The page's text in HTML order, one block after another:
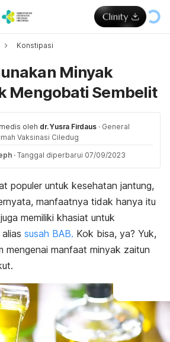
Konstipasi
Minyak
Mengobati Sembelit
oleh dr. Yusra Firdaus · General
Vaksinasi Ciledug
· Tanggal diperbarui 07/09/2023
populer untuk kesehatan jantung,
manfaatnya tidak hanya itu
memiliki khasiat untuk
alias susah BAB. Kok bisa, ya? Yuk,
mengenai manfaat minyak zaitun